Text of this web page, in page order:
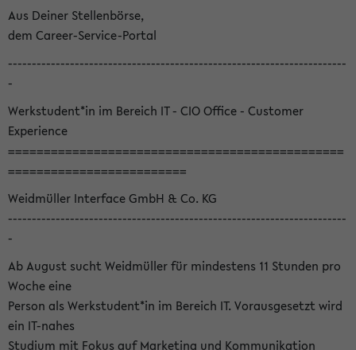
Aus Deiner Stellenbörse,
dem Career-Service-Portal
-----------------------------------------------------------------------
-
Werkstudent*in im Bereich IT - CIO Office - Customer
Experience
===============================================
=========================
Weidmüller Interface GmbH & Co. KG
-----------------------------------------------------------------------
-
Ab August sucht Weidmüller für mindestens 11 Stunden pro
Woche eine
Person als Werkstudent*in im Bereich IT. Vorausgesetzt wird
ein IT-nahes
Studium mit Fokus auf Marketing und Kommunikation